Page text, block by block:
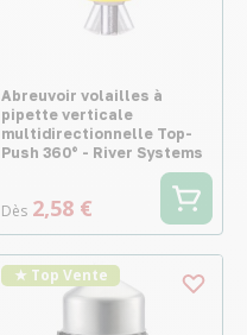
Abreuvoir volailles à
pipette verticale
multidirectionnelle Top-
Push 360° - River Systems
Dès 2,58 €
★ Top Vente